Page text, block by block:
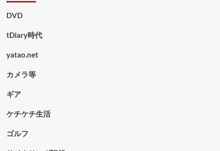
DVD
tDiary時代
yatao.net
カメラ等
ギア
ケチケチ生活
ゴルフ